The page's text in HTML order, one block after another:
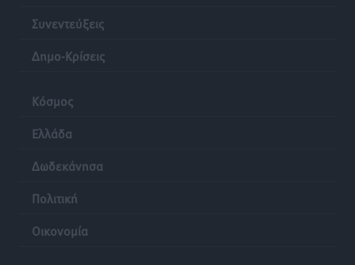
Συνεντεύξεις
Δημο-Κρίσεις
Κόσμος
Ελλάδα
Δωδεκάνησα
Πολιτική
Οικονομία